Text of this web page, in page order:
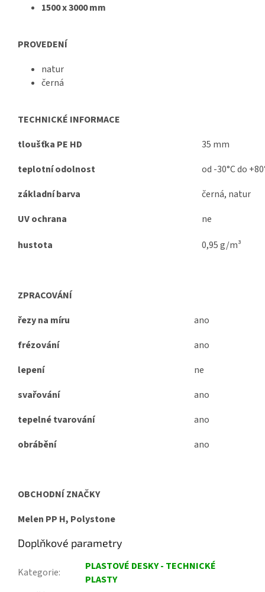
1500 x 3000 mm
PROVEDENÍ
natur
černá
TECHNICKÉ INFORMACE
tloušťka PE HD
35 mm
teplotní odolnost
od -30°C do
základní barva
černá, natur
UV ochrana
ne
hustota
0,95 g/m³
ZPRACOVÁNÍ
řezy na míru
ano
frézování
ano
lepení
ne
svařování
ano
tepelné tvarování
ano
obrábění
ano
OBCHODNÍ ZNAČKY
Melen PP H, Polystone
Doplňkové parametry
Kategorie:
PLASTOVÉ DESKY - TECHNICKÉ
PLASTY